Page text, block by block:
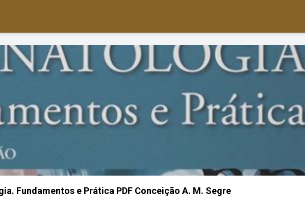
Fundamentos e Prática PDF Conceição A. M. Segre